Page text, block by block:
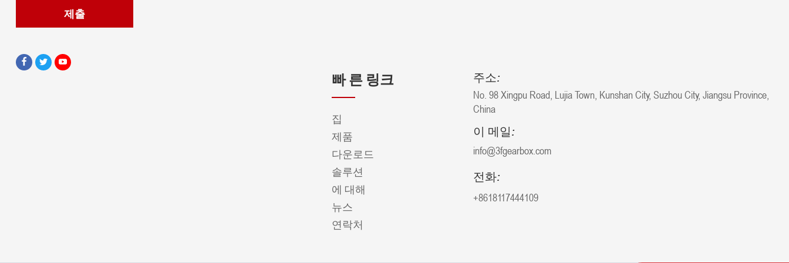
빠 른 링크
집
제품
다운로드
솔루션
에 대해
뉴스
연락처
주소:
No. 98 Xingpu Road, Lujia Town, Kunshan City, Suzhou City, Jiangsu Province,
China
이 메일:
info@3fgearbox.com
전화:
+8618117444109